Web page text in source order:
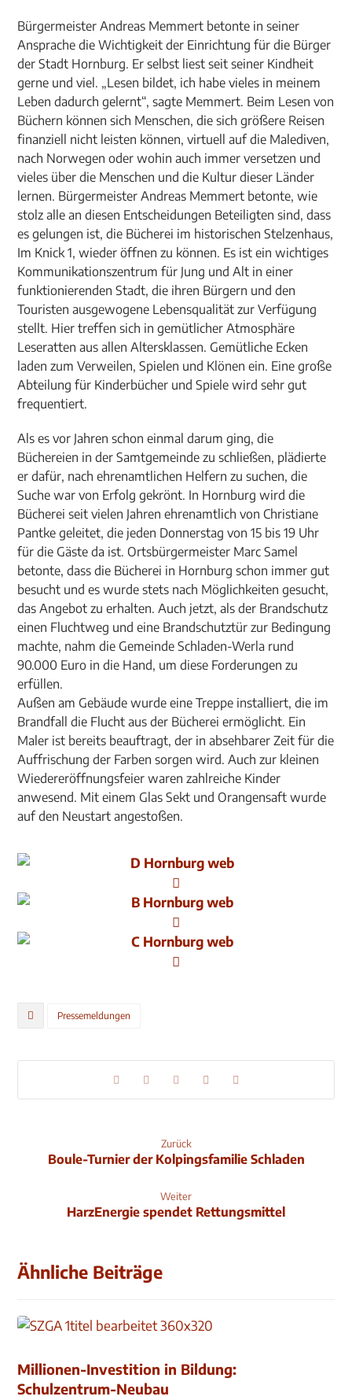
Bürgermeister Andreas Memmert betonte in seiner
Ansprache die Wichtigkeit der Einrichtung für die Bürger
der Stadt Hornburg. Er selbst liest seit seiner Kindheit
gerne und viel. „Lesen bildet, ich habe vieles in meinem
Leben dadurch gelernt“, sagte Memmert. Beim Lesen von
Büchern können sich Menschen, die sich größere Reisen
finanziell nicht leisten können, virtuell auf die Malediven,
nach Norwegen oder wohin auch immer versetzen und
vieles über die Menschen und die Kultur dieser Länder
lernen. Bürgermeister Andreas Memmert betonte, wie
stolz alle an diesen Entscheidungen Beteiligten sind, dass
es gelungen ist, die Bücherei im historischen Stelzenhaus,
Im Knick 1, wieder öffnen zu können. Es ist ein wichtiges
Kommunikationszentrum für Jung und Alt in einer
funktionierenden Stadt, die ihren Bürgern und den
Touristen ausgewogene Lebensqualität zur Verfügung
stellt. Hier treffen sich in gemütlicher Atmosphäre
Leseratten aus allen Altersklassen. Gemütliche Ecken
laden zum Verweilen, Spielen und Klönen ein. Eine große
Abteilung für Kinderbücher und Spiele wird sehr gut
frequentiert.
Als es vor Jahren schon einmal darum ging, die
Büchereien in der Samtgemeinde zu schließen, plädierte
er dafür, nach ehrenamtlichen Helfern zu suchen, die
Suche war von Erfolg gekrönt. In Hornburg wird die
Bücherei seit vielen Jahren ehrenamtlich von Christiane
Pantke geleitet, die jeden Donnerstag von 15 bis 19 Uhr
für die Gäste da ist. Ortsbürgermeister Marc Samel
betonte, dass die Bücherei in Hornburg schon immer gut
besucht und es wurde stets nach Möglichkeiten gesucht,
das Angebot zu erhalten. Auch jetzt, als der Brandschutz
einen Fluchtweg und eine Brandschutztür zur Bedingung
machte, nahm die Gemeinde Schladen-Werla rund
90.000 Euro in die Hand, um diese Forderungen zu
erfüllen.
Außen am Gebäude wurde eine Treppe installiert, die im
Brandfall die Flucht aus der Bücherei ermöglicht. Ein
Maler ist bereits beauftragt, der in absehbarer Zeit für die
Auffrischung der Farben sorgen wird. Auch zur kleinen
Wiedereröffnungsfeier waren zahlreiche Kinder
anwesend. Mit einem Glas Sekt und Orangensaft wurde
auf den Neustart angestoßen.
Pressemeldungen
Zurück
Boule-Turnier der Kolpingsfamilie Schladen
Weiter
HarzEnergie spendet Rettungsmittel
Ähnliche Beiträge
Millionen-Investition in Bildung:
Schulzentrum-Neubau